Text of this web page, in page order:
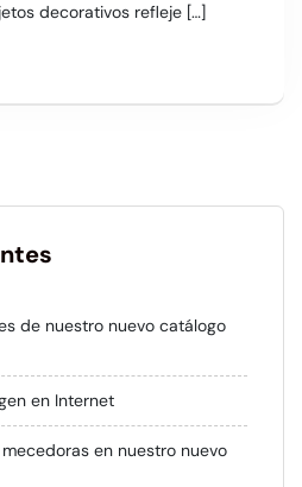
decorativos refleje […]
de nuestro nuevo catálogo
en Internet
en nuestro nuevo